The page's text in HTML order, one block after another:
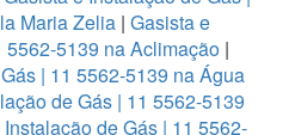
Maria Zelia | Gasista e
5562-5139 na Aclimação |
| 11 5562-5139 na Água
de Gás | 11 5562-5139
de Gás | 11 5562-